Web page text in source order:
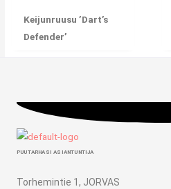
Keijunruusu ’Dart’s
Defender’
PUUTARHASI ASIANTUNTIJA
Torhemintie 1, JORVAS